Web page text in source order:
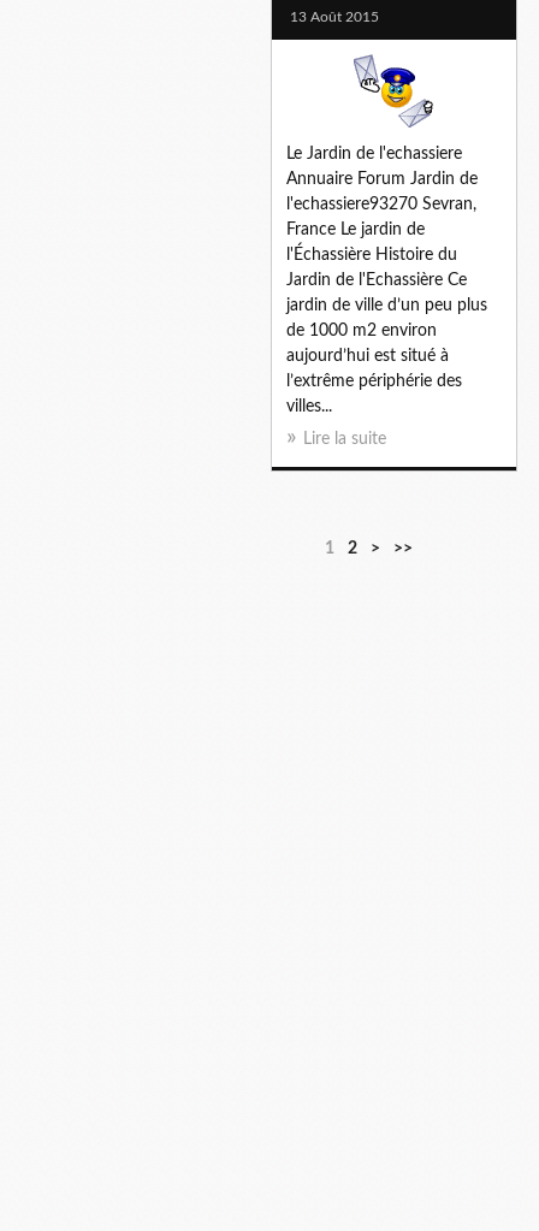
13 Août 2015
Le Jardin de l'echassiere
Annuaire Forum Jardin de
l'echassiere93270 Sevran,
France Le jardin de
l'Échassière Histoire du
Jardin de l'Echassière Ce
jardin de ville d’un peu plus
de 1000 m2 environ
aujourd’hui est situé à
l’extrême périphérie des
villes...
Lire la suite
1 2 > >>